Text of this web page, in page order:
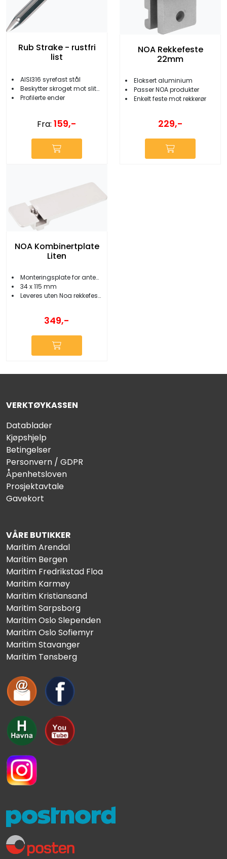
Rub Strake - rustfri
list
AISI316 syrefast stål
Beskytter skroget mot slitasje
Profilerte ender
Fra: 159,-
NOA Rekkefeste
22mm
Eloksert aluminium
Passer NOA produkter
Enkelt feste mot rekkerør
229,-
NOA Kombinertplate
Liten
Monteringsplate for antenner etc.
34 x 115 mm
Leveres uten Noa rekkefeste
349,-
VERKTØYKASSEN
Datablader
Kjøpshjelp
Betingelser
Personvern / GDPR
Åpenhetsloven
Prosjektavtale
Gavekort
VÅRE BUTIKKER
Maritim Arendal
Maritim Bergen
Maritim Fredrikstad Floa
Maritim Karmøy
Maritim Kristiansand
Maritim Sarpsborg
Maritim Oslo Slependen
Maritim Oslo Sofiemyr
Maritim Stavanger
Maritim Tønsberg